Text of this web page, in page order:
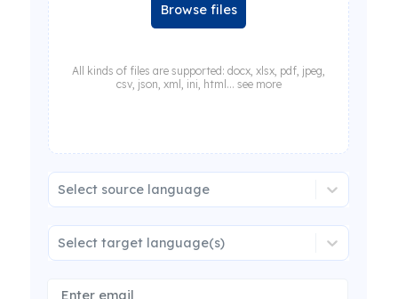
Browse files
All kinds of files are supported: docx, xlsx, pdf, jpeg,
csv, json, xml, ini, html... see more
Select source language
Select target language(s)